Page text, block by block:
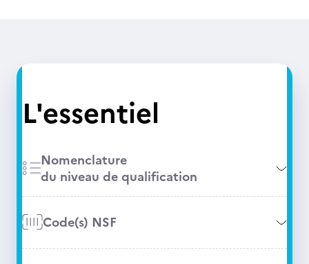
L'essentiel
Nomenclature
du niveau de qualification
Code(s) NSF